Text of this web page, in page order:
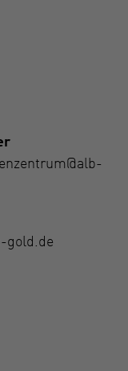
gold.de